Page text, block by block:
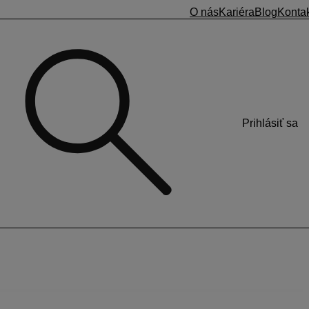
O násKariéra Blog
Prihlásiť sa
Zistite, ako na to.